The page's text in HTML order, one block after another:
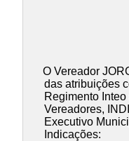
O Vereador
das atribuições
Regimento
Vereadores,
Executivo
Indicações: